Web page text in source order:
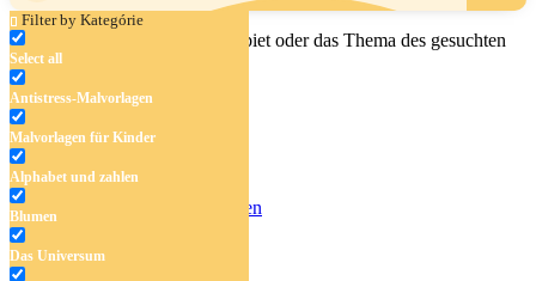
Filter by Kategórie
Select all
Antistress-Malvorlagen
Malvorlagen für Kinder
Alphabet und zahlen
Blumen
Das Universum
Geben Sie den Namen, das Gebiet oder das Thema des gesuchten
Malbuchs ein.
Malvorlagen für Kinder
Alphabet und zahlen